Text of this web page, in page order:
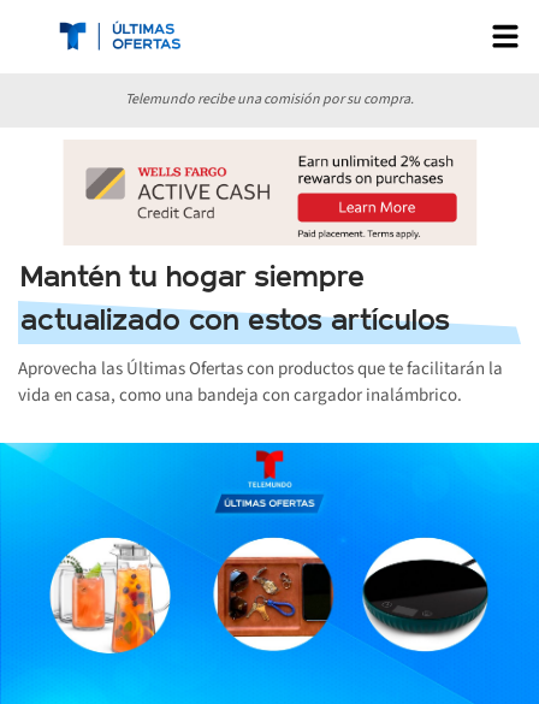
Telemundo recibe una comisión por su compra.
Mantén tu hogar siempre
actualizado con estos artículos
Aprovecha las Últimas Ofertas con productos que te facilitarán la
vida en casa, como una bandeja con cargador inalámbrico.